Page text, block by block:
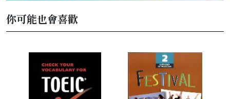
你可能也會喜歡